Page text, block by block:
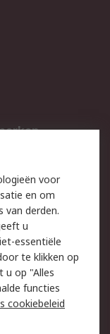
voor
en om
van derden.
u
essentiële
te klikken op
u op "Alles
functies
cookiebeleid